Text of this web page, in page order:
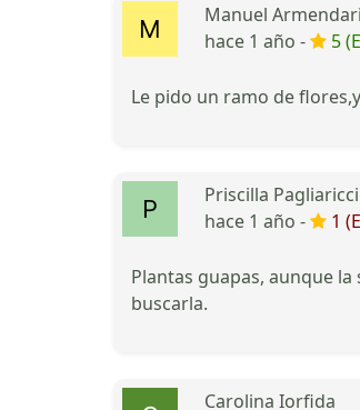
Manuel
hace 1 año -
5
Le pido un ramo de
Priscilla Pagliaricci
hace 1 año -
1
Plantas guapas, aunque
buscarla.
Carolina Iorfida